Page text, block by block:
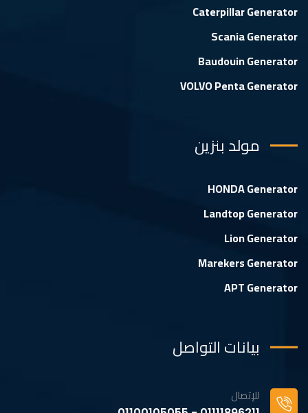
Caterpillar Generator
Scania Generator
Baudouin Generator
VOLVO Penta Generator
مولد بنزين
HONDA Generator
Landtop Generator
Lion Generator
Marekers Generator
APT Generator
بيانات التواصل
للإتصال